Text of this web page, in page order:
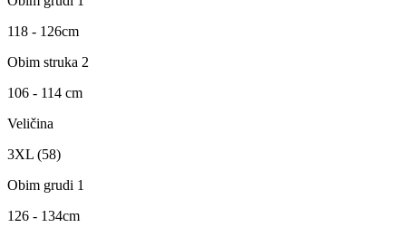
118 - 126cm
Obim struka 2
106 - 114 cm
Veličina
3XL (58)
Obim grudi 1
126 - 134cm